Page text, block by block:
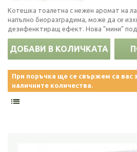
Котешка тоалетна с нежен аромат на
напълно биоразградима, може да се
дезифенктиращ ефект. Нова "мини"
ДОБАВИ В КОЛИЧКАТА
При поръчка ще се свържем са вас
наличните количества.